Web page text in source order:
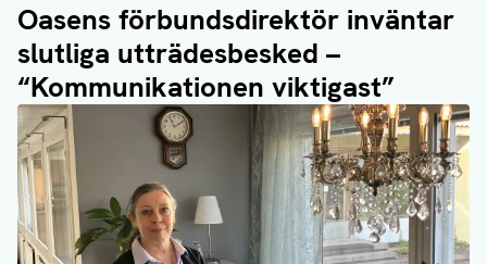
Oasens förbundsdirektör inväntar
slutliga utträdesbesked –
“Kommunikationen viktigast”